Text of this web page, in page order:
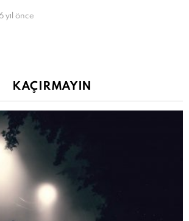
yıl önce
KAÇIRMAYIN